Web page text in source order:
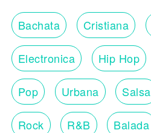
Bachata Cristiana
Electronica Hip Hop
Pop Urbana Salsa
Rock R&B Balada